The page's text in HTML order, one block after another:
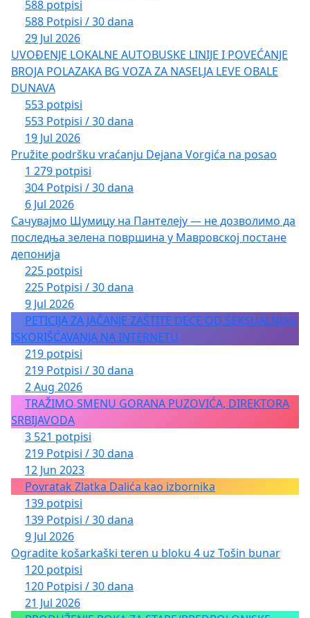
588 potpisi
588 Potpisi / 30 dana
29 Jul 2026
UVOĐENJE LOKALNE AUTOBUSKE LINIJE I POVEĆANJE
BROJA POLAZAKA BG VOZA ZA NASELJA LEVE OBALE
DUNAVA
553 potpisi
553 Potpisi / 30 dana
19 Jul 2026
Pružite podršku vraćanju Dejana Vorgića na posao
1 279 potpisi
304 Potpisi / 30 dana
6 Jul 2026
Сачувајмо Шумицу на Пантелеју — не дозволимо да
последња зелена површина у Мавровској постане
депонија
225 potpisi
225 Potpisi / 30 dana
9 Jul 2026
PETICIJA ZA JAČANJE ZAŠTITE DECE OD SEKSUALNOG
ISKORIŠĆAVANJA NA INTERNETU
219 potpisi
219 Potpisi / 30 dana
2 Aug 2026
TRAŽIMO SMENU GORANA PUZOVIĆA, DIREKTORA
SRBIJAVODA
3 521 potpisi
219 Potpisi / 30 dana
12 Jun 2023
Povratak Zlatka Dalića kao izbornika
139 potpisi
139 Potpisi / 30 dana
9 Jul 2026
Ogradite košarkaški teren u bloku 4 uz Tošin bunar
120 potpisi
120 Potpisi / 30 dana
21 Jul 2026